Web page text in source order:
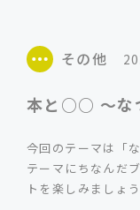
その他
本と○○ ～な
今回のテーマは「
テーマにちなんだ
トを楽しみましょう